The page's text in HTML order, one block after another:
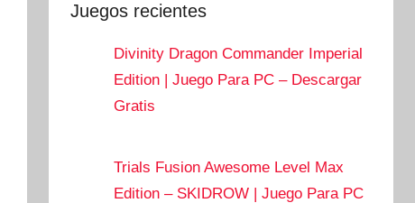
Juegos recientes
Divinity Dragon Commander Imperial
Edition | Juego Para PC – Descargar
Gratis
Trials Fusion Awesome Level Max
Edition – SKIDROW | Juego Para PC